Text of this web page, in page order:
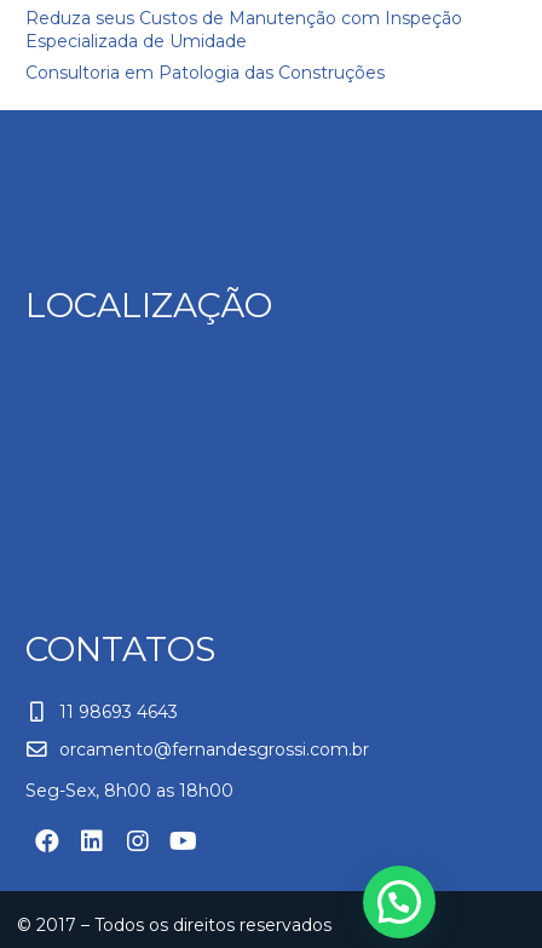
Reduza seus Custos de Manutenção com Inspeção
Especializada de Umidade
Consultoria em Patologia das Construções
LOCALIZAÇÃO
CONTATOS
11 98693 4643
orcamento@fernandesgrossi.com.br
Seg-Sex, 8h00 as 18h00
© 2017 – Todos os direitos reservados